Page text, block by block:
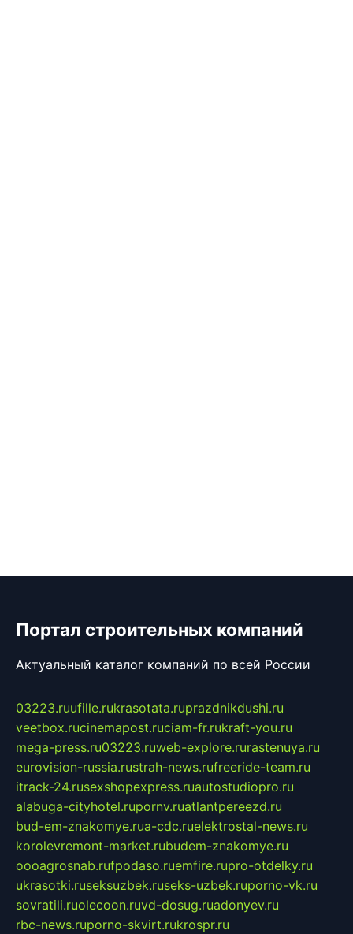
Портал строительных компаний
Актуальный каталог компаний по всей России
03223.ruufille.rukrasotata.ruprazdnikdushi.ru
veetbox.rucinemapost.ruciam-fr.rukraft-you.ru
mega-press.ru03223.ruweb-explore.rurastenuya.ru
eurovision-russia.rustrah-news.rufreeride-team.ru
itrack-24.rusexshopexpress.ruautostudiopro.ru
alabuga-cityhotel.rupornv.ruatlantpereezd.ru
bud-em-znakomye.rua-cdc.ruelektrostal-news.ru
korolevremont-market.rubudem-znakomye.ru
oooagrosnab.rufpodaso.ruemfire.rupro-otdelky.ru
ukrasotki.ruseksuzbek.ruseks-uzbek.ruporno-vk.ru
sovratili.ruolecoon.ruvd-dosug.ruadonyev.ru
rbc-news.ruporno-skvirt.rukrospr.ru